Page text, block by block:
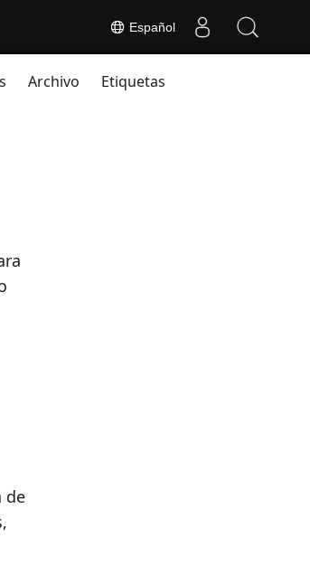
Español
Archivo Etiquetas
de